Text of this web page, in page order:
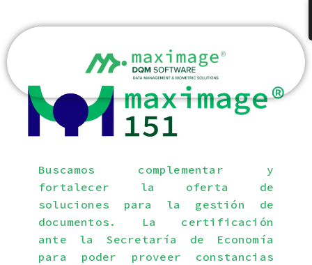
contenido
Buscamos complementar y
fortalecer la oferta de
soluciones para la gestión de
documentos. La certificación
ante la Secretaría de Economía
para poder proveer constancias